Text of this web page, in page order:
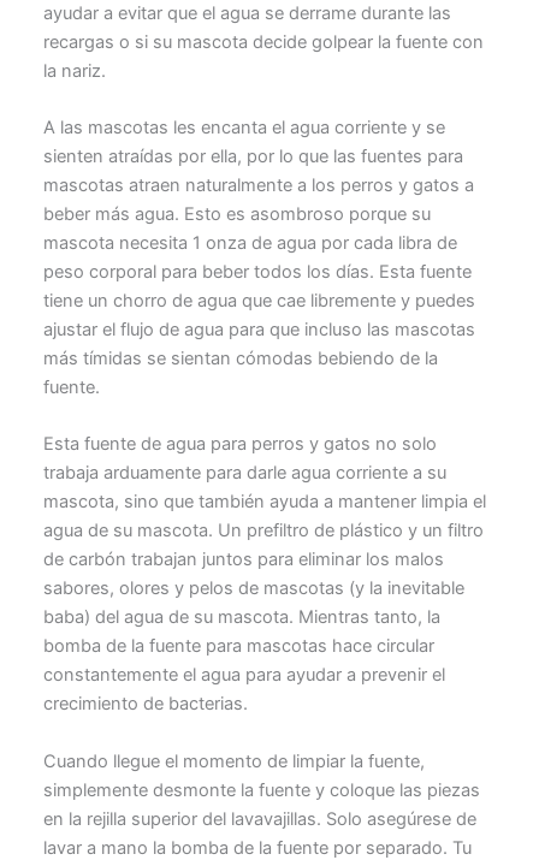
ayudar a evitar que el agua se derrame durante las
recargas o si su mascota decide golpear la fuente con
la nariz.
A las mascotas les encanta el agua corriente y se
sienten atraídas por ella, por lo que las fuentes para
mascotas atraen naturalmente a los perros y gatos a
beber más agua. Esto es asombroso porque su
mascota necesita 1 onza de agua por cada libra de
peso corporal para beber todos los días. Esta fuente
tiene un chorro de agua que cae libremente y puedes
ajustar el flujo de agua para que incluso las mascotas
más tímidas se sientan cómodas bebiendo de la
fuente.
Esta fuente de agua para perros y gatos no solo
trabaja arduamente para darle agua corriente a su
mascota, sino que también ayuda a mantener limpia el
agua de su mascota. Un prefiltro de plástico y un filtro
de carbón trabajan juntos para eliminar los malos
sabores, olores y pelos de mascotas (y la inevitable
baba) del agua de su mascota. Mientras tanto, la
bomba de la fuente para mascotas hace circular
constantemente el agua para ayudar a prevenir el
crecimiento de bacterias.
Cuando llegue el momento de limpiar la fuente,
simplemente desmonte la fuente y coloque las piezas
en la rejilla superior del lavavajillas. Solo asegúrese de
lavar a mano la bomba de la fuente por separado. Tu